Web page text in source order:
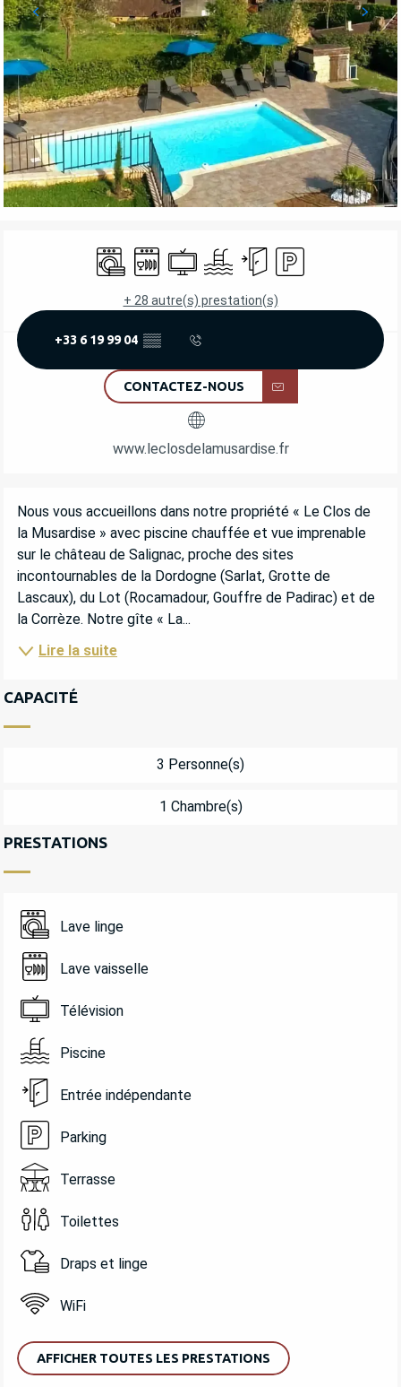
OUVERTURE ET COORDONNÉES
Lave lingeLave vaisselle
TélévisionPiscineEntrée indépendante
Parking
+ 28 autre(s) prestation(s)
+33 6 19 99 04 ▒▒
CONTACTEZ-NOUS
www.leclosdelamusardise.fr
DESCRIPTION
Nous vous accueillons dans notre propriété « Le Clos de
la Musardise » avec piscine chauffée et vue imprenable
sur le château de Salignac, proche des sites
incontournables de la Dordogne (Sarlat, Grotte de
Lascaux), du Lot (Rocamadour, Gouffre de Padirac) et de
la Corrèze. Notre gîte « La...
Lire la suite
CAPACITÉ
3 Personne(s)
1 Chambre(s)
PRESTATIONS
Lave linge
Lave vaisselle
Télévision
Piscine
Entrée indépendante
Parking
Terrasse
Toilettes
Draps et linge
WiFi
AFFICHER TOUTES LES PRESTATIONS